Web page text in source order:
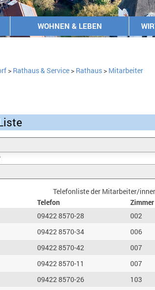
WOHNEN & LEBEN
> Rathaus & Service> Rathaus> Mitarbeiter
Telefonliste der Mitarbeiter/
Telefon Zimmer
09422 8570-28 002
09422 8570-34 006
09422 8570-42 007
09422 8570-11 007
09422 8570-26 103